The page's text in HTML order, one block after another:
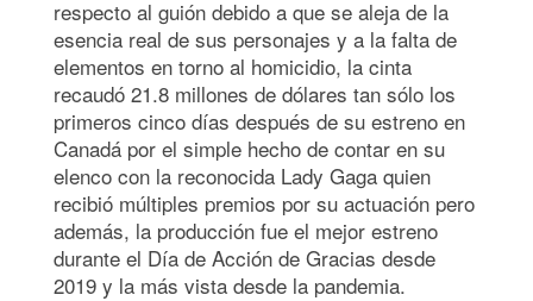
respecto al guión debido a que se aleja de la
esencia real de sus personajes y a la falta de
elementos en torno al homicidio, la cinta
recaudó 21.8 millones de dólares tan sólo los
primeros cinco días después de su estreno en
Canadá por el simple hecho de contar en su
elenco con la reconocida Lady Gaga quien
recibió múltiples premios por su actuación pero
además, la producción fue el mejor estreno
durante el Día de Acción de Gracias desde
2019 y la más vista desde la pandemia.